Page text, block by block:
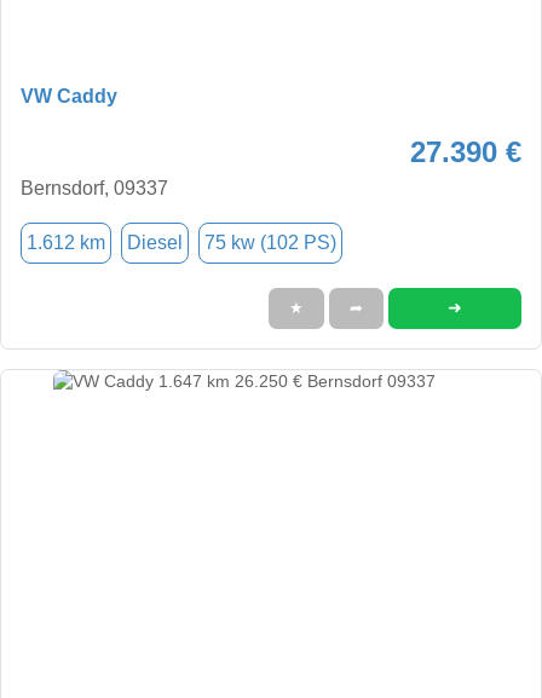
VW Caddy
27.390 €
Bernsdorf, 09337
1.612 km Diesel 75 kw (102 PS)
★ ➦ ➜